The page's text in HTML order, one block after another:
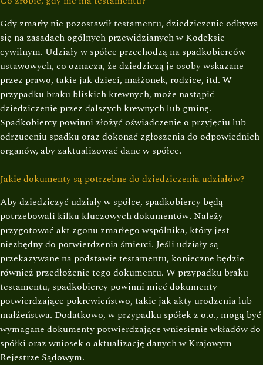
Gdy zmarły nie pozostawił testamentu, dziedziczenie odbywa
się na zasadach ogólnych przewidzianych w Kodeksie
cywilnym. Udziały w spółce przechodzą na spadkobierców
ustawowych, co oznacza, że dziedziczą je osoby wskazane
przez prawo, takie jak dzieci, małżonek, rodzice, itd. W
przypadku braku bliskich krewnych, może nastąpić
dziedziczenie przez dalszych krewnych lub gminę.
Spadkobiercy powinni złożyć oświadczenie o przyjęciu lub
odrzuceniu spadku oraz dokonać zgłoszenia do odpowiednich
organów, aby zaktualizować dane w spółce.
Jakie dokumenty są potrzebne do dziedziczenia udziałów?
Aby dziedziczyć udziały w spółce, spadkobiercy będą
potrzebowali kilku kluczowych dokumentów. Należy
przygotować akt zgonu zmarłego wspólnika, który jest
niezbędny do potwierdzenia śmierci. Jeśli udziały są
przekazywane na podstawie testamentu, konieczne będzie
również przedłożenie tego dokumentu. W przypadku braku
testamentu, spadkobiercy powinni mieć dokumenty
potwierdzające pokrewieństwo, takie jak akty urodzenia lub
małżeństwa. Dodatkowo, w przypadku spółek z o.o., mogą być
wymagane dokumenty potwierdzające wniesienie wkładów do
spółki oraz wniosek o aktualizację danych w Krajowym
Rejestrze Sądowym.